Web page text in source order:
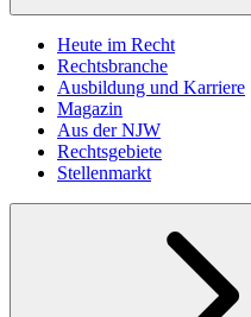
Heute im Recht
Rechtsbranche
Ausbildung und Karriere
Magazin
Aus der NJW
Rechtsgebiete
Stellenmarkt